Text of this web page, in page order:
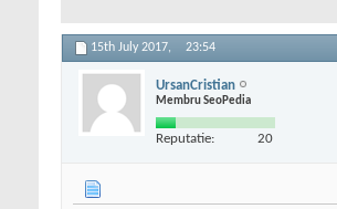
15th July 2017, 23:54
UrsanCristian
Membru SeoPedia
Reputatie: 20